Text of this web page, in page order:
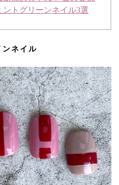
ントグリーンネイル3選
ネイル